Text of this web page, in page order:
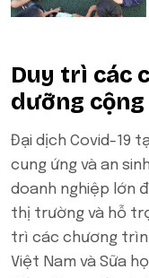
Duy trì các
dưỡng cộng
Đại dịch Covid-19
cung ứng và an
doanh nghiệp lớn
thị trường và hỗ
trì các chương
Việt Nam và Sữa